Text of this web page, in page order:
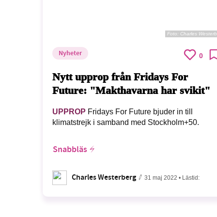
Foto: Charles
Nyheter 0
Nytt upprop från Fridays For
Future: "Makthavarna har svikit"
UPPROP Fridays For Future bjuder in till
klimatstrejk i samband med Stockholm+50.
Snabbläs
Charles Westerberg 31 maj 2022 • Lästid: